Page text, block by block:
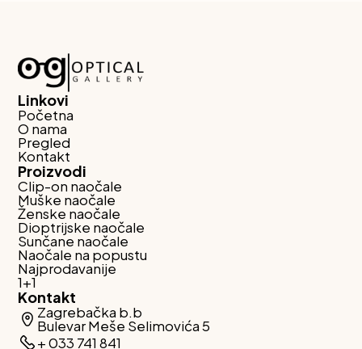
Linkovi
Početna
O nama
Pregled
Kontakt
Proizvodi
Clip-on naočale
Muške naočale
Ženske naočale
Dioptrijske naočale
Sunčane naočale
Naočale na popustu
Najprodavanije
1+1
Kontakt
Zagrebačka b.b
Bulevar Meše Selimovića 5
+ 033 741 841